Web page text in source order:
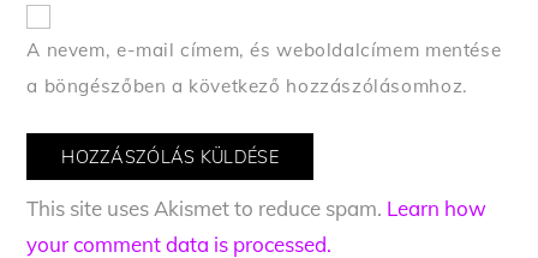
A nevem, e-mail címem, és weboldalcímem mentése
a böngészőben a következő hozzászólásomhoz.
This site uses Akismet to reduce spam. Learn how
your comment data is processed.